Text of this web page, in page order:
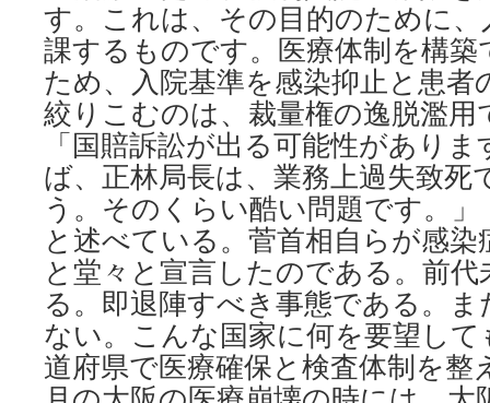
す。これは、その目的のために
課するものです。医療体制を構築
ため、入院基準を感染抑止と患者
絞りこむのは、裁量権の逸脱濫用
「国賠訴訟が出る可能性があり
ば、正林局長は、業務上過失致死
う。そのくらい酷い問題です。」
と述べている。菅首相自らが感
と堂々と宣言したのである。前
る。即退陣すべき事態である。
ない。こんな国家に何を要望し
道府県で医療確保と検査体制を整